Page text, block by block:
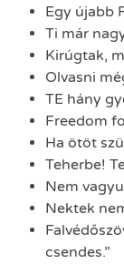
Egy újabb
Ti már
Kirúgtak,
Olvasni
TE hány
Freedom
Ha ötöt
Teherbe!
Nem
Nektek
csendes.”